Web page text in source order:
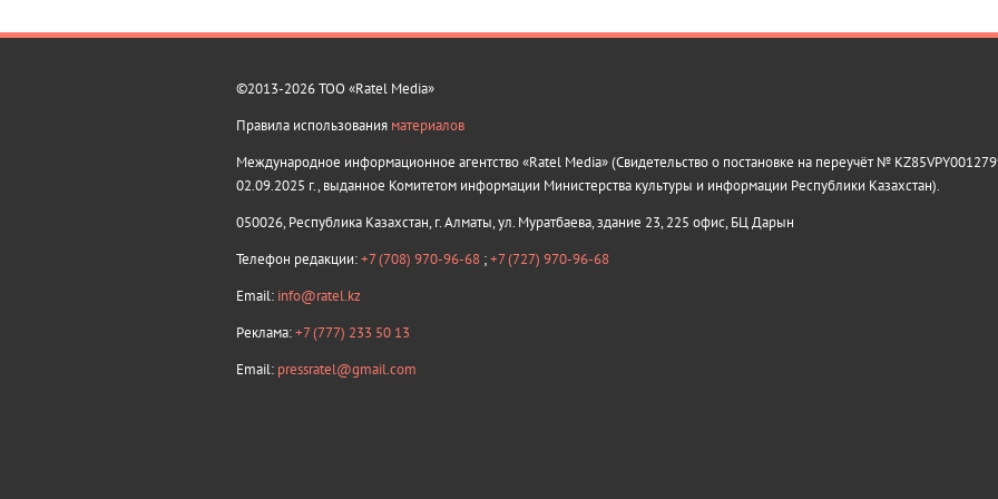
©2013-2026 ТОО «Ratel Media»
Правила использования материалов
Международное информационное агентство «Ratel Media» (Свидетельство о постановке на переучёт №
02.09.2025 г., выданное Комитетом информации Министерства культуры и информации Республики Казахстан).
050026, Республика Казахстан, г. Алматы, ул. Муратбаева, здание 23, 225 офис, БЦ Дарын
Телефон редакции:+7 (708) 970-96-68 ;+7 (727) 970-96-68
Email: info@ratel.kz
Реклама:+7 (777) 233 50 13
Email: pressratel@gmail.com